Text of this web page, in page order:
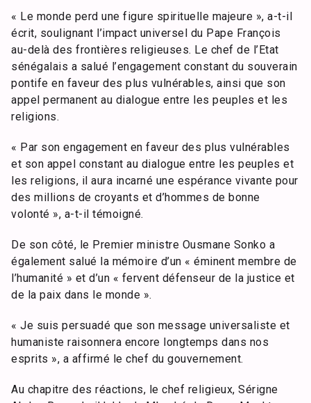
« Le monde perd une figure spirituelle majeure », a-t-il
écrit, soulignant l’impact universel du Pape François
au-delà des frontières religieuses. Le chef de l’Etat
sénégalais a salué l’engagement constant du souverain
pontife en faveur des plus vulnérables, ainsi que son
appel permanent au dialogue entre les peuples et les
religions.
« Par son engagement en faveur des plus vulnérables
et son appel constant au dialogue entre les peuples et
les religions, il aura incarné une espérance vivante pour
des millions de croyants et d’hommes de bonne
volonté », a-t-il témoigné.
De son côté, le Premier ministre Ousmane Sonko a
également salué la mémoire d’un « éminent membre de
l’humanité » et d’un « fervent défenseur de la justice et
de la paix dans le monde ».
« Je suis persuadé que son message universaliste et
humaniste raisonnera encore longtemps dans nos
esprits », a affirmé le chef du gouvernement.
Au chapitre des réactions, le chef religieux, Sérigne